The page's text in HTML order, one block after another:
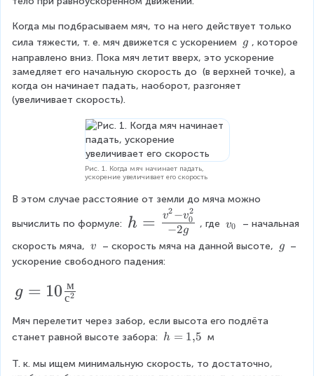
{
к
о
н
ф
Когда мы подбрасываем мяч, то на него действует только
сила тяжести, т. е. мяч движется с ускорением \
\
g
g , которое
направлено вниз. Пока мяч летит вверх, это ускорение
замедляет его начальную скорость до (в верхней точке), а
когда он начинает падать, наоборот, разгоняет
(увеличивает скорость).
Рис. 1. Когда мяч начинает падать,
ускорение увеличивает его скорость
В этом случае расстояние от земли до мяча можно
вычислить по формуле:
h
\f
c
{
h = −2g
v2 −v0
2
, где v
{
v0
– начальная
скорость мяча, \
\
v – скорость мяча на данной высоте, \
g –
ускорение свободного падения:
g
1
\f
g = 10 с2
м
Мяч перелетит через забор, если высота его подлёта
станет равной высоте забора: h
1
h = 1,5 м
Т. к. мы ищем минимальную скорость, то достаточно,